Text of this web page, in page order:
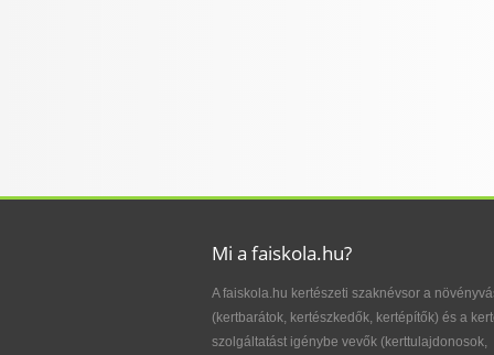
Mi a faiskola.hu?
A faiskola.hu kertészeti szaknévsor a
(kertbarátok, kertészkedők, kertépítők) és a
szolgáltatást igénybe vevők (kerttulajdonosok,